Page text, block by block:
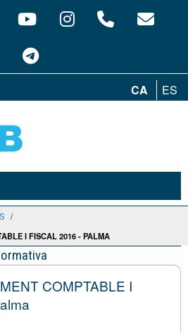
CA ES
/
I FISCAL 2016 - PALMA
COMPTABLE I